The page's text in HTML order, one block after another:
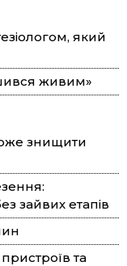
який
живим»
знищити
зайвих етапів
та